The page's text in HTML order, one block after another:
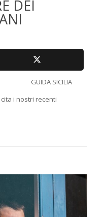
DEI
i nostri recenti